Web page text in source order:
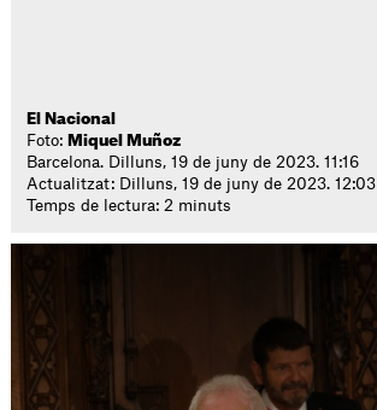
El Nacional
Foto: Miquel Muñoz
Barcelona. Dilluns, 19 de juny de 2023. 11:16
Actualitzat: Dilluns, 19 de juny de 2023. 12:03
Temps de lectura: 2 minuts